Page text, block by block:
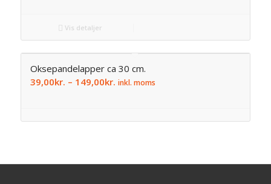
Vis detaljer
Oksepandelapper ca 30 cm.
39,00kr. – 149,00kr. inkl. moms